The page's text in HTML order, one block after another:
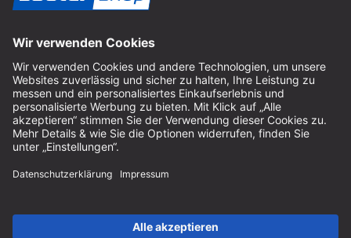
Impressum
AGB
Datenschutz
Cookie-Einstellungen
© 2026 sauter GmbH
* kostenloser Versand ab 150 Euro Bestellwert innerhalb
Deutschlands für die Standard-Paketgrößen - ausgenommen